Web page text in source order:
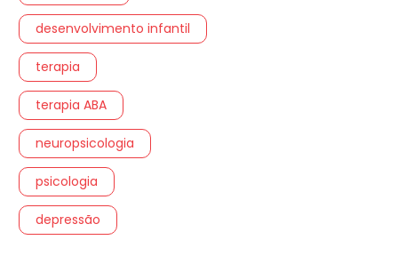
desenvolvimento infantil
terapia
terapia ABA
neuropsicologia
psicologia
depressão